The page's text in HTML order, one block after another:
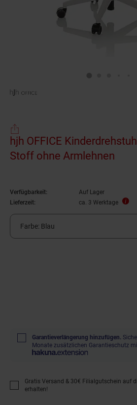
hjh OFFICE
Stoff ohne Armlehnen
Verfügbarkeit:
Auf Lager
Lieferzeit:
ca. 3 Werktage
Farbe: Blau
Garantieverlängerung hinzufügen.
Monate zusätzlichen Garantieschutz
Promotion "Gratis Versand &amp; 30€
Gratis Versand & 30€ Filialgutschein auf
erhalten!